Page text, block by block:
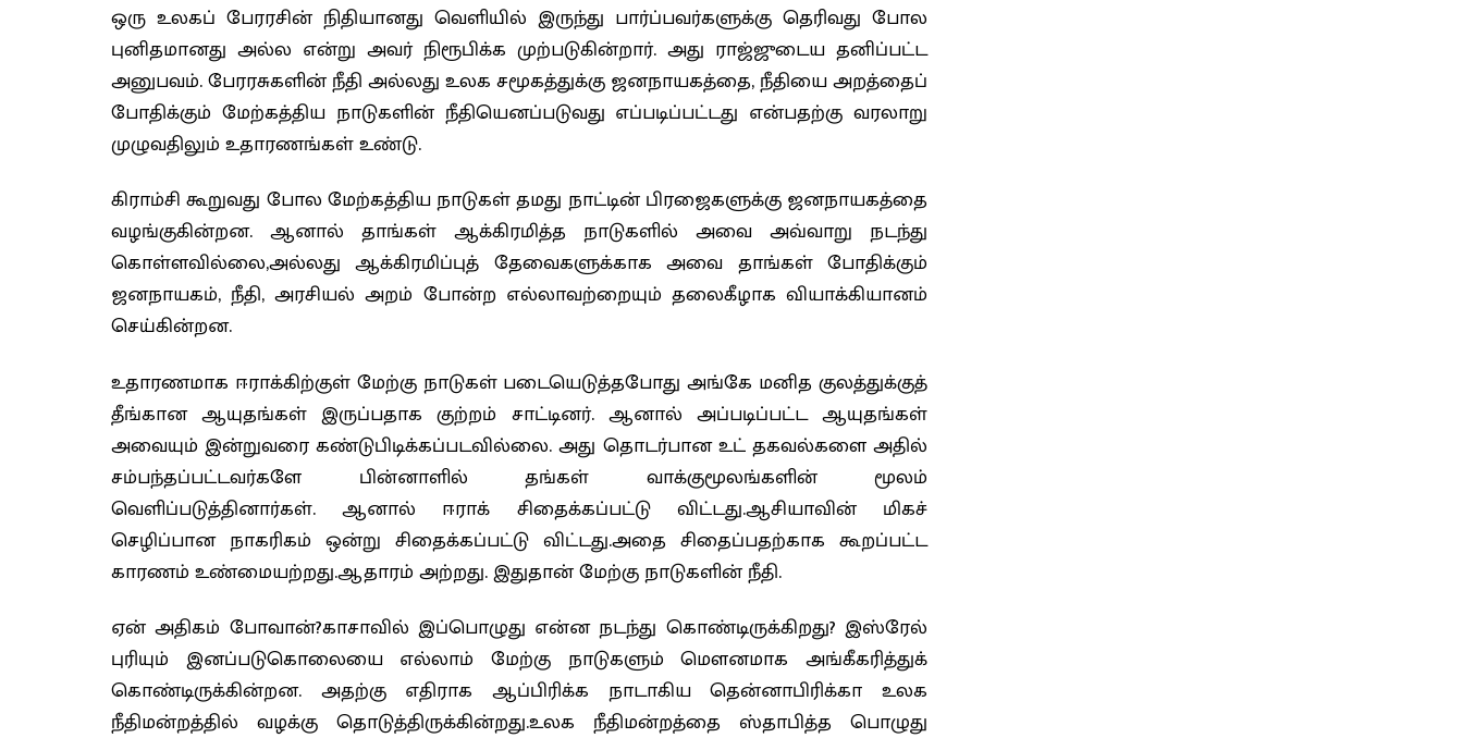
ஒரு உலகப் பேரரசின் நிதியானது வெளியில் இருந்து பார்ப்பவர்களுக்கு தெரிவது போல
புனிதமானது அல்ல என்று அவர் நிரூபிக்க முற்படுகின்றார். அது ராஜ்ஜுடைய தனிப்பட்ட
அனுபவம். பேரரசுகளின் நீதி அல்லது உலக சமூகத்துக்கு ஜனநாயகத்தை, நீதியை அறத்தைப்
போதிக்கும் மேற்கத்திய நாடுகளின் நீதியெனப்படுவது எப்படிப்பட்டது என்பதற்கு வரலாறு
முழுவதிலும் உதாரணங்கள் உண்டு.
கிராம்சி கூறுவது போல மேற்கத்திய நாடுகள் தமது நாட்டின் பிரஜைகளுக்கு ஜனநாயகத்தை
வழங்குகின்றன. ஆனால் தாங்கள் ஆக்கிரமித்த நாடுகளில் அவை அவ்வாறு நடந்து
கொள்ளவில்லை,அல்லது ஆக்கிரமிப்புத் தேவைகளுக்காக அவை தாங்கள் போதிக்கும்
ஜனநாயகம், நீதி, அரசியல் அறம் போன்ற எல்லாவற்றையும் தலைகீழாக வியாக்கியானம்
செய்கின்றன.
உதாரணமாக ஈராக்கிற்குள் மேற்கு நாடுகள் படையெடுத்தபோது அங்கே மனித குலத்துக்குத்
தீங்கான ஆயுதங்கள் இருப்பதாக குற்றம் சாட்டினர். ஆனால் அப்படிப்பட்ட ஆயுதங்கள்
அவையும் இன்றுவரை கண்டுபிடிக்கப்படவில்லை. அது தொடர்பான உட் தகவல்களை அதில்
சம்பந்தப்பட்டவர்களே பின்னாளில் தங்கள் வாக்குமூலங்களின் மூலம்
வெளிப்படுத்தினார்கள். ஆனால் ஈராக் சிதைக்கப்பட்டு விட்டது.ஆசியாவின் மிகச்
செழிப்பான நாகரிகம் ஒன்று சிதைக்கப்பட்டு விட்டது.அதை சிதைப்பதற்காக கூறப்பட்ட
காரணம் உண்மையற்றது.ஆதாரம் அற்றது. இதுதான் மேற்கு நாடுகளின் நீதி.
ஏன் அதிகம் போவான்?காசாவில் இப்பொழுது என்ன நடந்து கொண்டிருக்கிறது? இஸ்ரேல்
புரியும் இனப்படுகொலையை எல்லாம் மேற்கு நாடுகளும் மௌனமாக அங்கீகரித்துக்
கொண்டிருக்கின்றன. அதற்கு எதிராக ஆப்பிரிக்க நாடாகிய தென்னாபிரிக்கா உலக
நீதிமன்றத்தில் வழக்கு தொடுத்திருக்கின்றது.உலக நீதிமன்றத்தை ஸ்தாபித்த பொழுது